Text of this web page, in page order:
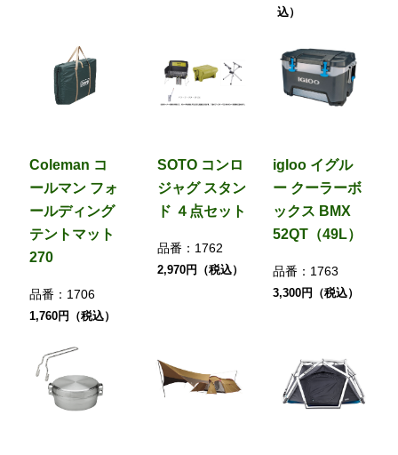
込）
Coleman コ
ールマン フォ
ールディング
テントマット
270
品番： 1706
1,760円（税込）
SOTO コンロ
ジャグ スタン
ド ４点セット
品番： 1762
2,970円（税込）
igloo イグル
ー クーラーボ
ックス BMX
52QT（49L）
品番： 1763
3,300円（税込）